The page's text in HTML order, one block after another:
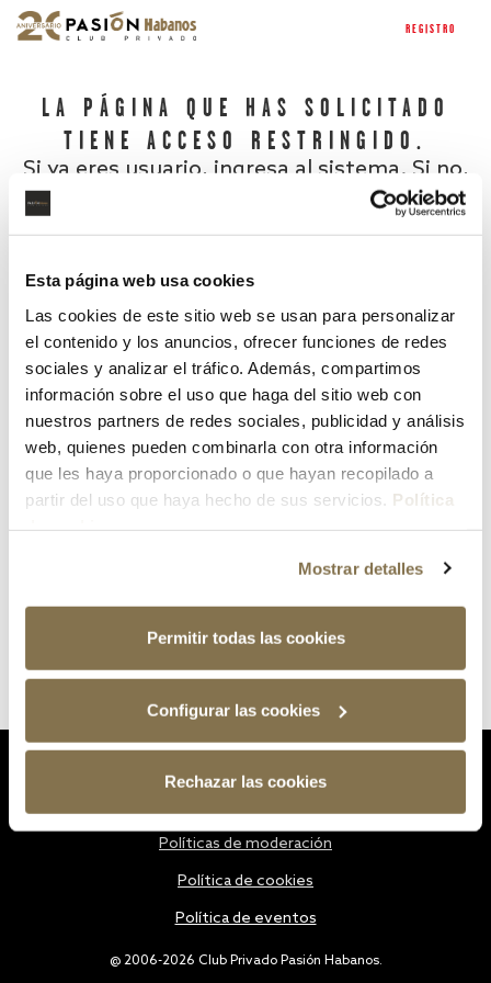
Esta página web usa cookies
Las cookies de este sitio web se usan para personalizar
el contenido y los anuncios, ofrecer funciones de redes
sociales y analizar el tráfico. Además, compartimos
información sobre el uso que haga del sitio web con
nuestros partners de redes sociales, publicidad y análisis
web, quienes pueden combinarla con otra información
que les haya proporcionado o que hayan recopilado a
partir del uso que haya hecho de sus servicios. Política
Mostrar detalles
Permitir todas las cookies
Configurar las cookies
Rechazar las cookies
REGISTRO
LA PÁGINA QUE HAS SOLICITADO
TIENE ACCESO RESTRINGIDO.
Si ya eres usuario, ingresa al sistema. Si no,
¿Has olvidado tu contraseña?
@ 2006-2026 Club Privado Pasión Habanos.
Políticas de moderación
Política de cookies
Política de eventos